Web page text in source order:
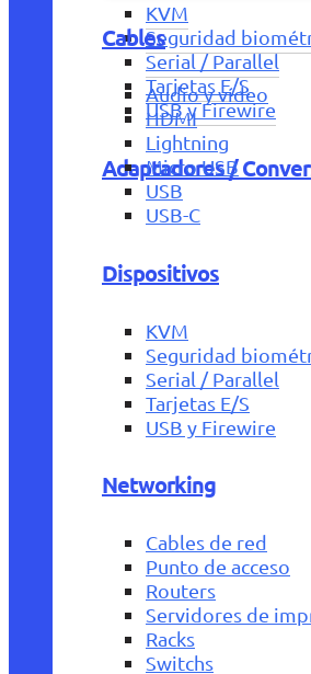
KVM
Seguridad
Serial / Parallel
Tarjetas E/S
USB y Firewire
Adaptadores /
Cables
Audio y vídeo
HDMI
Lightning
Micro USB
USB
USB-C
Dispositivos
KVM
Seguridad
Serial / Parallel
Tarjetas E/S
USB y Firewire
Networking
Cables de red
Punto de acceso
Routers
Servidores de
Racks
Switchs